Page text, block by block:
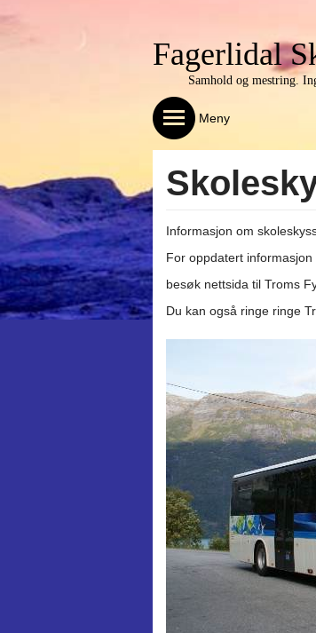
Fagerlidal
Samhold og mestring.
Meny
Informasjon om
For oppdatert
besøk nettsida til Troms
Du kan også ringe ringe